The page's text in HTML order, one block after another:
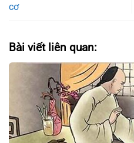
cơ
Bài viết liên quan: